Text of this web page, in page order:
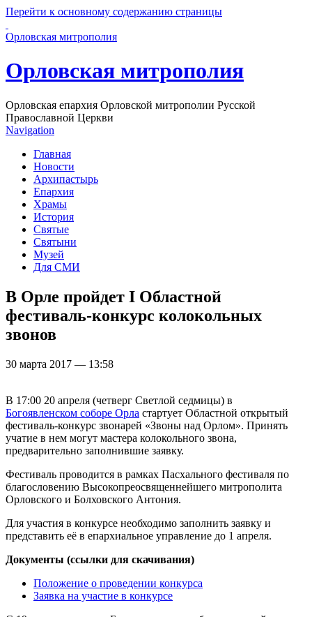
Перейти к основному содержанию страницы
Орловская митрополия
Орловская митрополия
Орловская епархия Орловской митрополии Русской
Православной Церкви
Navigation
Главная
Новости
Архипастырь
Епархия
Храмы
История
Святые
Святыни
Музей
Для СМИ
В Орле пройдет I Областной
фестиваль-конкурс колокольных
звонов
30 марта 2017 — 13:58
В 17:00 20 апреля (четверг Светлой седмицы) в
Богоявленском соборе Орла стартует Областной открытый
фестиваль-конкурс звонарей «Звоны над Орлом». Принять
учатие в нем могут мастера колокольного звона,
предварительно заполнившие заявку.
Фестиваль проводится в рамках Пасхального фестиваля по
благословению Высокопреосвященнейшего митрополита
Орловского и Болховского Антония.
Для участия в конкурсе необходимо заполнить заявку и
представить её в епархиальное управление до 1 апреля.
Документы (ссылки для скачивания)
Положение о проведении конкурса
Заявка на участие в конкурсе